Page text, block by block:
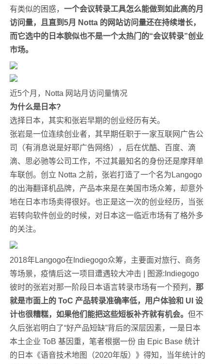
有类似的困惑， 一个会议转录工具怎么能做到如此高的月
访问量，且直到5月 Notta 的网站访问量还在持续增长，
而它选中的日本貌似也不是一个太热门的“会议转录”创业
市场。
近5个月，Notta 网站月访问量情况
为什么是日本?
选择日本，其实和张岩早期的创业经历有关。
张岩是一位连续创业者，其早期任职于一家互联网广告公
司（有消息说是好耶广告网络），后在优酷、百度、滴
滴、思必驰等公司工作，不过其最知名的身份还是摩拜单
车联创。创立 Notta 之前，张岩打造了一个名为Langogo
的出海翻译机品牌，产品本来是在美国市场众筹，却意外
地在日本市场卖得很好。也正是这一次的创业经历，当张
岩转向软件创业的时候，对日本这一临近市场有了格外多
的关注。
2018年Langogo在Indiegogo众筹，主要面对旅行、商务
等场景，疫情后这一项目遭遇较大冲击 | 图源:Indiegogo
彼时的张岩对那一阶段日本语言转录市场有一个预判， 那
就是市面上的 ToC 产品转录准确率低，用户体验和 UI 设
计也很糟糕，如果他们能把这些短板补齐就有机会。 但不
久后张岩明白了“好产品短缺”背后的深层因素，一是日本
本土企业 ToB 基因重，笔者根据一份 由 Epic Base 统计
的日本《语音技术地图（2020年版）》得知，当年统计的